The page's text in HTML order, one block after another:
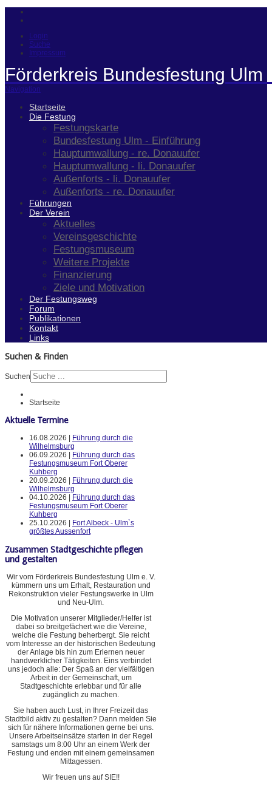
Login
Suche
Impressum
Förderkreis Bundesfestung Ulm
Navigation
Startseite
Die Festung
Festungskarte
Bundesfestung Ulm - Einführung
Hauptumwallung - re. Donauufer
Hauptumwallung - li. Donauufer
Außenforts - li. Donauufer
Außenforts - re. Donauufer
Führungen
Der Verein
Aktuelles
Vereinsgeschichte
Festungsmuseum
Weitere Projekte
Finanzierung
Ziele und Motivation
Der Festungsweg
Forum
Publikationen
Kontakt
Links
Suchen & Finden
Suchen
Startseite
Aktuelle Termine
16.08.2026 |
Führung durch die
Wilhelmsburg
06.09.2026 |
Führung durch das
Festungsmuseum Fort Oberer
Kuhberg
20.09.2026 |
Führung durch die
Wilhelmsburg
04.10.2026 |
Führung durch das
Festungsmuseum Fort Oberer
Kuhberg
25.10.2026 |
Fort Albeck - Ulm`s
größtes Aussenfort
Zusammen Stadtgeschichte pflegen
und gestalten
Wir vom Förderkreis Bundesfestung Ulm e. V.
kümmern uns um Erhalt, Restauration und
Rekonstruktion vieler Festungswerke in Ulm
und Neu-Ulm.
Die Motivation unserer Mitglieder/Helfer ist
dabei so breitgefächert wie die Vereine,
welche die Festung beherbergt. Sie reicht
vom Interesse an der historischen Bedeutung
der Anlage bis hin zum Erlernen neuer
handwerklicher Tätigkeiten. Eins verbindet
uns jedoch alle: Der Spaß an der vielfältigen
Arbeit in der Gemeinschaft, um
Stadtgeschichte erlebbar und für alle
zugänglich zu machen.
Sie haben auch Lust, in Ihrer Freizeit das
Stadtbild aktiv zu gestalten? Dann melden Sie
sich für nähere Informationen gerne bei uns.
Unsere Arbeitseinsätze starten in der Regel
samstags um 8:00 Uhr an einem Werk der
Festung und enden mit einem gemeinsamen
Mittagessen.
Wir freuen uns auf SIE!!